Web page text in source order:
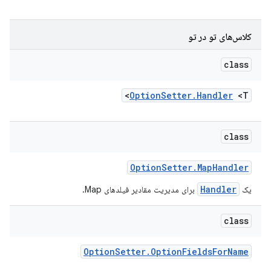
کلاس‌های تو در تو
class
OptionSetter. Handler <T>
class
OptionSetter. MapHandler
یک Handler برای مدیریت مقادیر فیلدهای Map.
class
OptionSetter. OptionFieldsForName